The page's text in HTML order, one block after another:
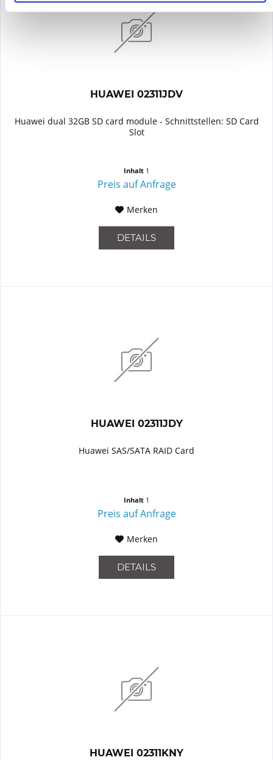
HUAWEI 02311JDV
Huawei dual 32GB SD card module - Schnittstellen: SD Card
Slot
Inhalt 1
Preis auf Anfrage
Merken
DETAILS
HUAWEI 02311JDY
Huawei SAS/SATA RAID Card
Inhalt 1
Preis auf Anfrage
Merken
DETAILS
HUAWEI 02311KNY